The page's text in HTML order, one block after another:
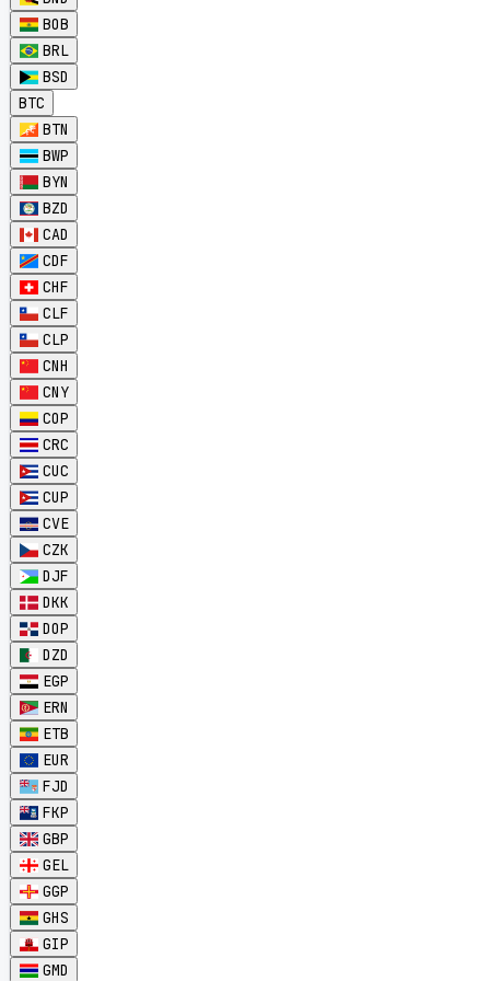
BOB
BRL
BSD
BTC
BTN
BWP
BYN
BZD
CAD
CDF
CHF
CLF
CLP
CNH
CNY
COP
CRC
CUC
CUP
CVE
CZK
DJF
DKK
DOP
DZD
EGP
ERN
ETB
EUR
FJD
FKP
GBP
GEL
GGP
GHS
GIP
GMD